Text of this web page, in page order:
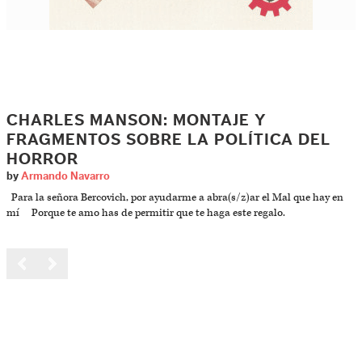
CHARLES MANSON: MONTAJE Y
FRAGMENTOS SOBRE LA POLÍTICA DEL
HORROR
by Armando Navarro
Para la señora Bercovich, por ayudarme a abra(s/z)ar el Mal que hay en
mí Porque te amo has de permitir que te haga este regalo.